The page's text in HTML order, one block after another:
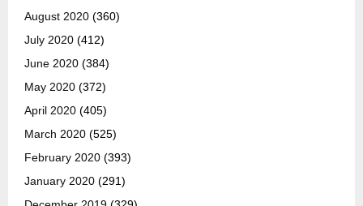
August 2020 (360)
July 2020 (412)
June 2020 (384)
May 2020 (372)
April 2020 (405)
March 2020 (525)
February 2020 (393)
January 2020 (291)